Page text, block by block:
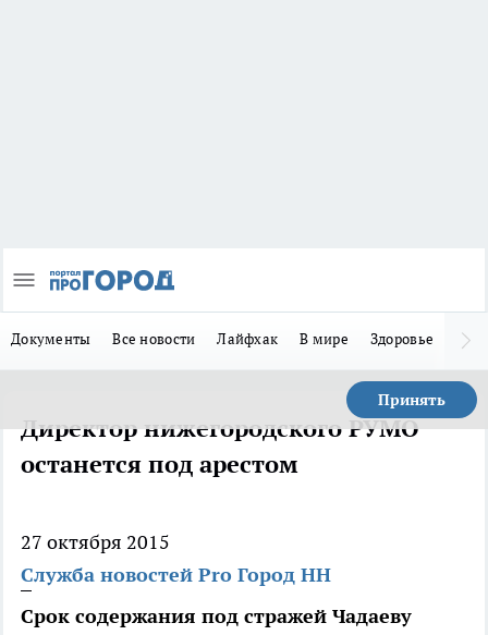
Документы Все новости Лайфхак В мире Здоровье
Принять
Директор нижегородского РУМО
останется под арестом
27 октября 2015
Служба новостей Pro Город НН
Срок содержания под стражей Чадаеву